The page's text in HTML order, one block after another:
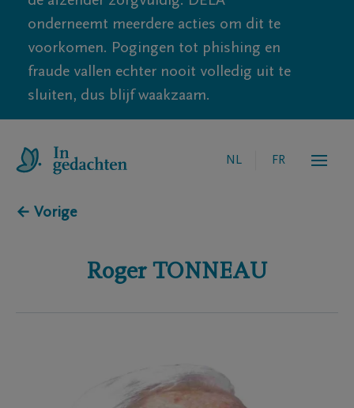
onderneemt meerdere acties om dit te
voorkomen. Pogingen tot phishing en
fraude vallen echter nooit volledig uit te
sluiten, dus blijf waakzaam.
NL FR
← Vorige
Roger TONNEAU